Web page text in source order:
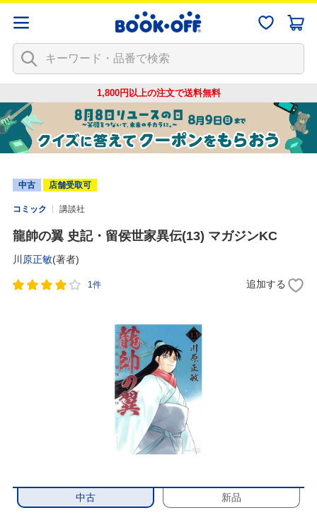
1,800円以上の注文で送料無料
中古 店舗受取可
コミック 講談社
龍帥の翼 史記・留侯世家異伝(13) マガジンKC
川原正敏(著者)
1件 追加する
中古 新品